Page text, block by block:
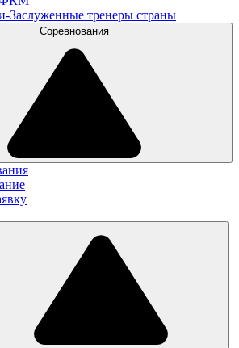
Заслуженные тренеры страны
Соревнования